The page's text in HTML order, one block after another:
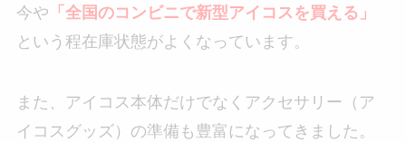
今や 「全国のコンビニで新型アイコスを買える」
という程在庫状態がよくなっています。
また、アイコス本体だけでなくアクセサリー（ア
イコスグッズ）の準備も豊富になってきました。